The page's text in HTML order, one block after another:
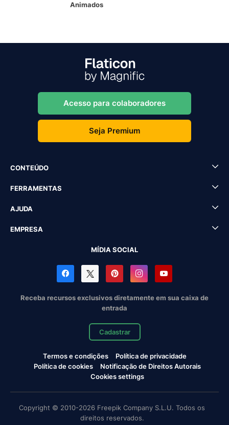
Animados
Acesso para colaboradores
Seja Premium
CONTEÚDO
FERRAMENTAS
AJUDA
EMPRESA
MÍDIA SOCIAL
Receba recursos exclusivos diretamente em sua caixa de
entrada
Cadastrar
Termos e condições
Política de privacidade
Política de cookies
Notificação de Direitos Autorais
Cookies settings
Copyright © 2010-2026 Freepik Company S.L.U. Todos os
direitos reservados.